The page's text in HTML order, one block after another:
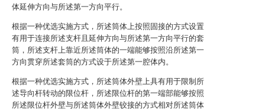
体延伸方向与所述第一方向平行。
根据一种优选实施方式，所述筒体上按照固接的方式设置
有用于连接所述支杆且延伸方向与所述第一方向平行的套
筒，所述支杆上靠近所述筒体的一端能够按照沿所述第一
方向贯穿所述套筒的方式设于所述第一腔体内。
根据一种优选实施方式，所述筒体外壁上具有用于限制所
述导向杆转动的限位杆，所述限位杆的第一端部能够按照
所述限位杆外壁与所述筒体外壁铰接的方式相对所述筒体